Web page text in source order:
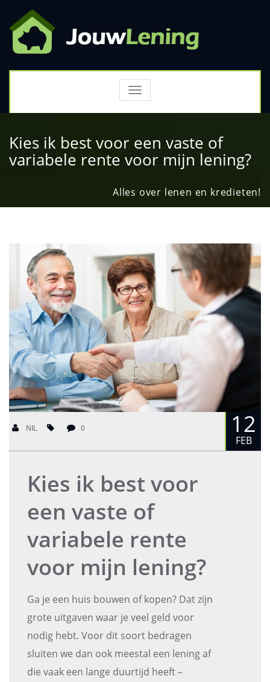
TOGGLE
NAVIGATION
Kies ik best voor een vaste of
variabele rente voor mijn lening?
Alles over lenen en kredieten!
NIL 0 12
FEB
Kies ik best voor
een vaste of
variabele rente
voor mijn lening?
Ga je een huis bouwen of kopen? Dat zijn
grote uitgaven waar je veel geld voor
nodig hebt. Voor dit soort bedragen
sluiten we dan ook meestal een lening af
die vaak een lange duurtijd heeft –